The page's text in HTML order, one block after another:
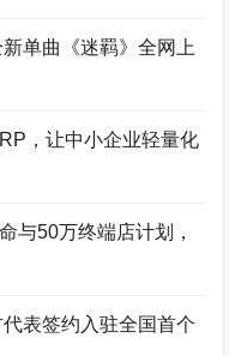
单曲《迷羁》全网上
，让中小企业轻量化
与50万终端店计划，
表签约入驻全国首个